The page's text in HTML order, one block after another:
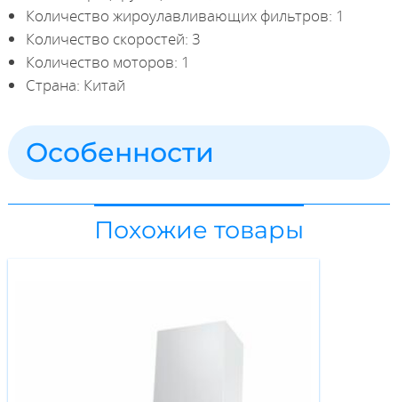
Количество жироулавливающих фильтров: 1
Количество скоростей: 3
Количество моторов: 1
Страна: Китай
Особенности
Похожие товары